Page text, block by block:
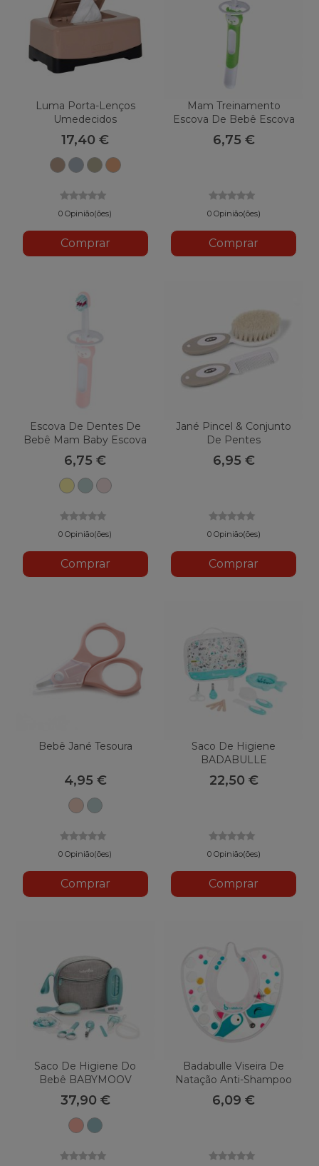
Luma Porta-Lenços
Umedecidos
17,40 €
Taupe
sobremesa
FerroVerdeCooper
0 Opinião(ões)
Comprar
Mam Treinamento
Escova De Bebê Escova
De Dentes
6,75 €
0 Opinião(ões)
Comprar
Escova De Dentes De
Bebê Mam Baby Escova
6,75 €
LuzSálviaCorar
0 Opinião(ões)
Comprar
Jané Pincel & Conjunto
De Pentes
6,95 €
0 Opinião(ões)
Comprar
Bebê Jané Tesoura
4,95 €
U09Casa
Moeda
U13
0 Opinião(ões)
Comprar
Saco De Higiene
BADABULLE
22,50 €
0 Opinião(ões)
Comprar
Saco De Higiene Do
Bebê BABYMOOV
37,90 €
Pêssego
Azul
Badabulle Viseira De
Natação Anti-Shampoo
6,09 €